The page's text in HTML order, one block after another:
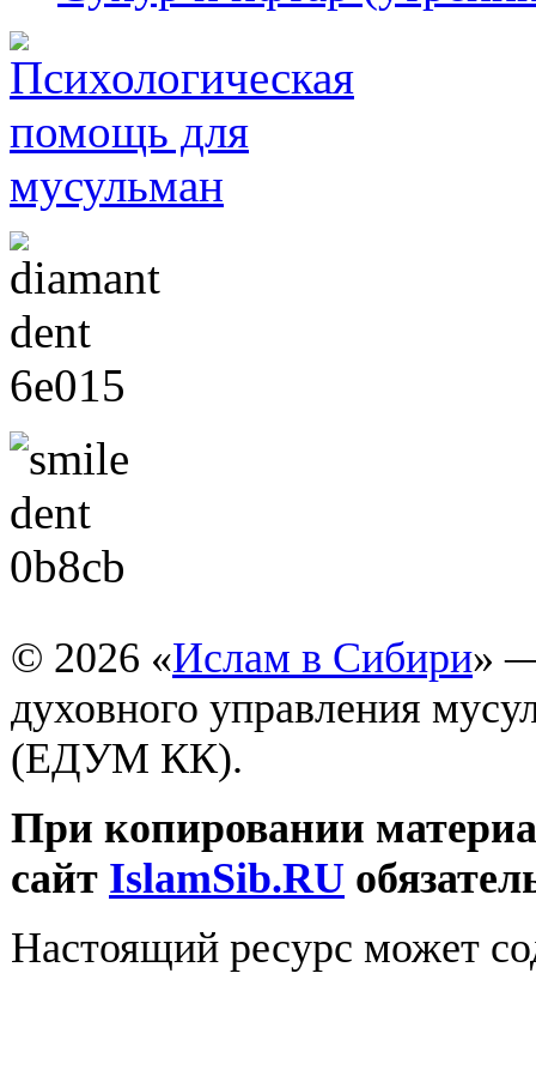
© 2026 «Ислам в Сибири»
духовного управления
(ЕДУМ КК).
При копировании
сайт IslamSib.RU
Настоящий ресурс может